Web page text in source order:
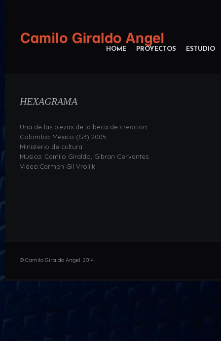
HOME PROYECTOS ESTUDIO
HEXAGRAMA
Una de las piezas de la beca de creación
Colombia-México (G3) 2005
Ministerio de cultura
Musica: Camilo Giraldo, Gibran Cervantes
Video:Carmen Gil Vrolijk
© Camilo Giraldo Angel .2014